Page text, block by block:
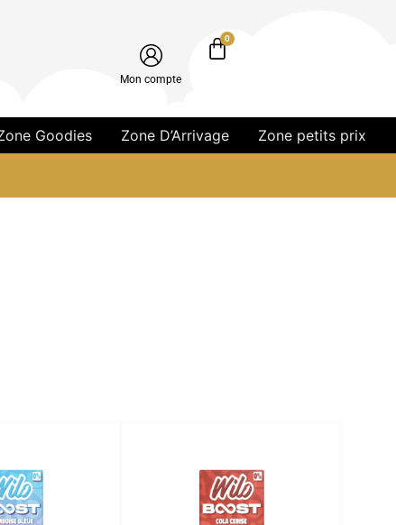
Mon compte
0
Goodies Zone D’Arrivage Zone petits prix